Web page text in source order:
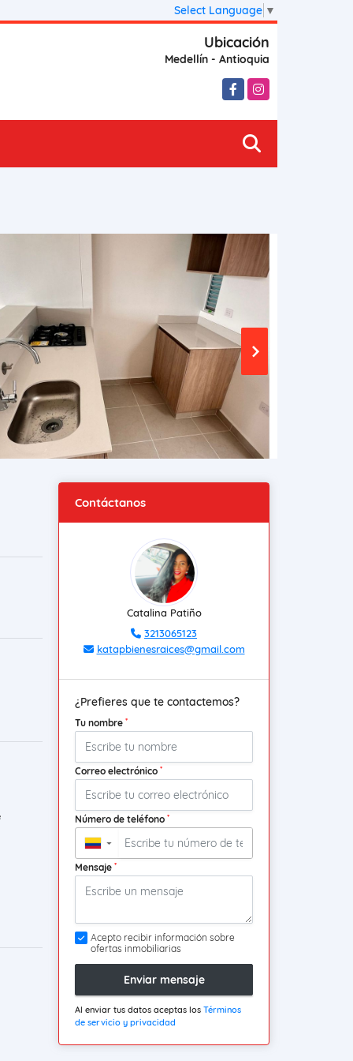
Select Language ▼
Ubicación
Medellín - Antioquia
FacebookInstagram
Contáctanos
Catalina Patiño
3213065123
katapbienesraices@gmail.com
¿Prefieres que te contactemos?
Tu nombre *
Correo electrónico *
Número de teléfono *
▼
Mensaje *
Acepto recibir información sobre
ofertas inmobiliarias
Enviar mensaje
Al enviar tus datos aceptas los Términos
de servicio y privacidad